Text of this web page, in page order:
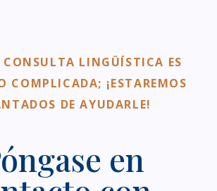
LINGÜÍSTICA ES
COMPLICADA; ¡ESTAREMOS
DE AYUDARLE!
en